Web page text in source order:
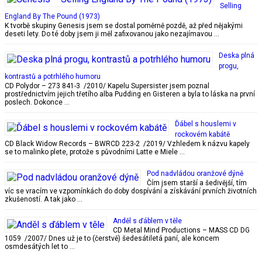
Selling
England By The Pound (1973)
K tvorbě skupiny Genesis jsem se dostal poměrně pozdě, až před nějakými
deseti lety. Do té doby jsem ji měl zafixovanou jako nezajímavou …
Deska plná
progu,
kontrastů a potrhlého humoru
CD Polydor – 273 841-3 /2010/ Kapelu Supersister jsem poznal
prostřednictvím jejich třetího alba Pudding en Gisteren a byla to láska na první
poslech. Dokonce …
Ďábel s houslemi v
rockovém kabátě
CD Black Widow Records – BWRCD 223-2 /2019/ Vzhledem k názvu kapely
se to malinko plete, protože s původními Latte e Miele …
Pod nadvládou oranžové dýně
Čím jsem starší a šedivější, tím
víc se vracím ve vzpomínkách do doby dospívání a získávání prvních životních
zkušeností. A tak jako …
Anděl s ďáblem v těle
CD Metal Mind Productions – MASS CD DG
1059 /2007/ Dnes už je to (čerstvě) šedesátiletá paní, ale koncem
osmdesátých let to …